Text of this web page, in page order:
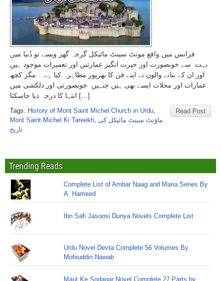
فرانس میں واقع مونٹ سینٹ مائیکل گرجہ گھر ویسے تو دُنیا میں
بہت سے خوبصورت اور حیرت انگیز عمارتیں اور تعمیرات موجود ہیں
اور ان کے بنانے والوں نے اپنے فن کا بھرپور مظاہرہ کیا ہے ۔ مگر کچھ
عمارات اور محلات ایسے بھی ہیں جنہیں خوبصورتی اور دلکشی میں
انتہا کا درجہ دیا جاسکتا […]
Read Post
Tags: History of Mont Saint Michel Church in Urdu,
Mont Saint Michel Ki Tareekh, ماؤنٹ سینٹ مائیکل کی
تاریخ
Trending Reads
Complete List of Ambar Naag and Maria Series By
A. Hameed
Ibn Safi Jasoosi Dunya Novels Complete List
Urdu Novel Devta Complete 56 Volumes By
Mohiuddin Nawab
Maut Ke Sodagar Novel Complete 27 Parts by